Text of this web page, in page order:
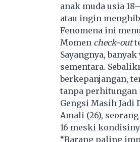
anak muda usia
atau ingin
Fenomena ini
Momen check-out
Sayangnya,
sementara.
berkepanjangan,
tanpa perhitungan
Gengsi Masih Jadi
Amali (26),
16 meski
“Barang paling